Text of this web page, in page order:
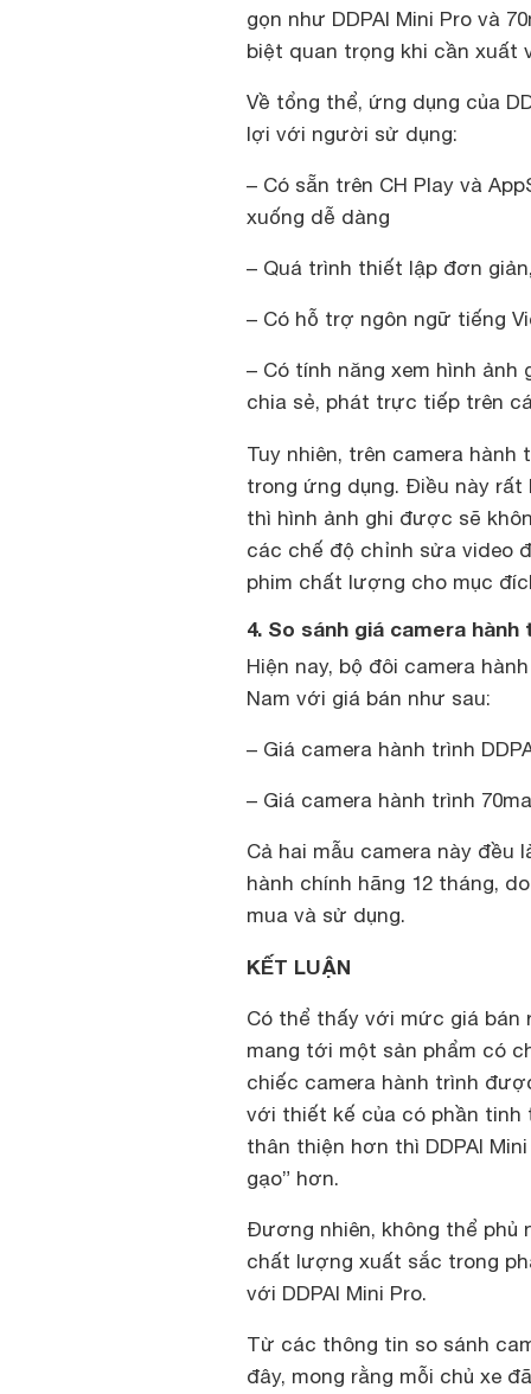
gọn như DDPAI Mini Pro và
biệt quan trọng khi cần xuất
Về tổng thể, ứng dụng của
lợi với người sử dụng:
– Có sẵn trên CH Play và
xuống dễ dàng
– Quá trình thiết lập đơn
– Có hỗ trợ ngôn ngữ tiếng
– Có tính năng xem hình
chia sẻ, phát trực tiếp trên
Tuy nhiên, trên camera hành
trong ứng dụng. Điều này rất
thì hình ảnh ghi được sẽ
các chế độ chỉnh sửa video
phim chất lượng cho mục
4. So sánh giá camera hành
Hiện nay, bộ đôi camera
Nam với giá bán như sau:
– Giá camera hành trình
– Giá camera hành trình
Cả hai mẫu camera này
hành chính hãng 12 tháng,
mua và sử dụng.
KẾT LUẬN
Có thể thấy với mức giá bán
mang tới một sản phẩm có
chiếc camera hành trình
với thiết kế của có phần tinh
thân thiện hơn thì DDPAI
gạo” hơn.
Đương nhiên, không thể phủ
chất lượng xuất sắc trong
với DDPAI Mini Pro.
Từ các thông tin so sánh
đây, mong rằng mỗi chủ xe